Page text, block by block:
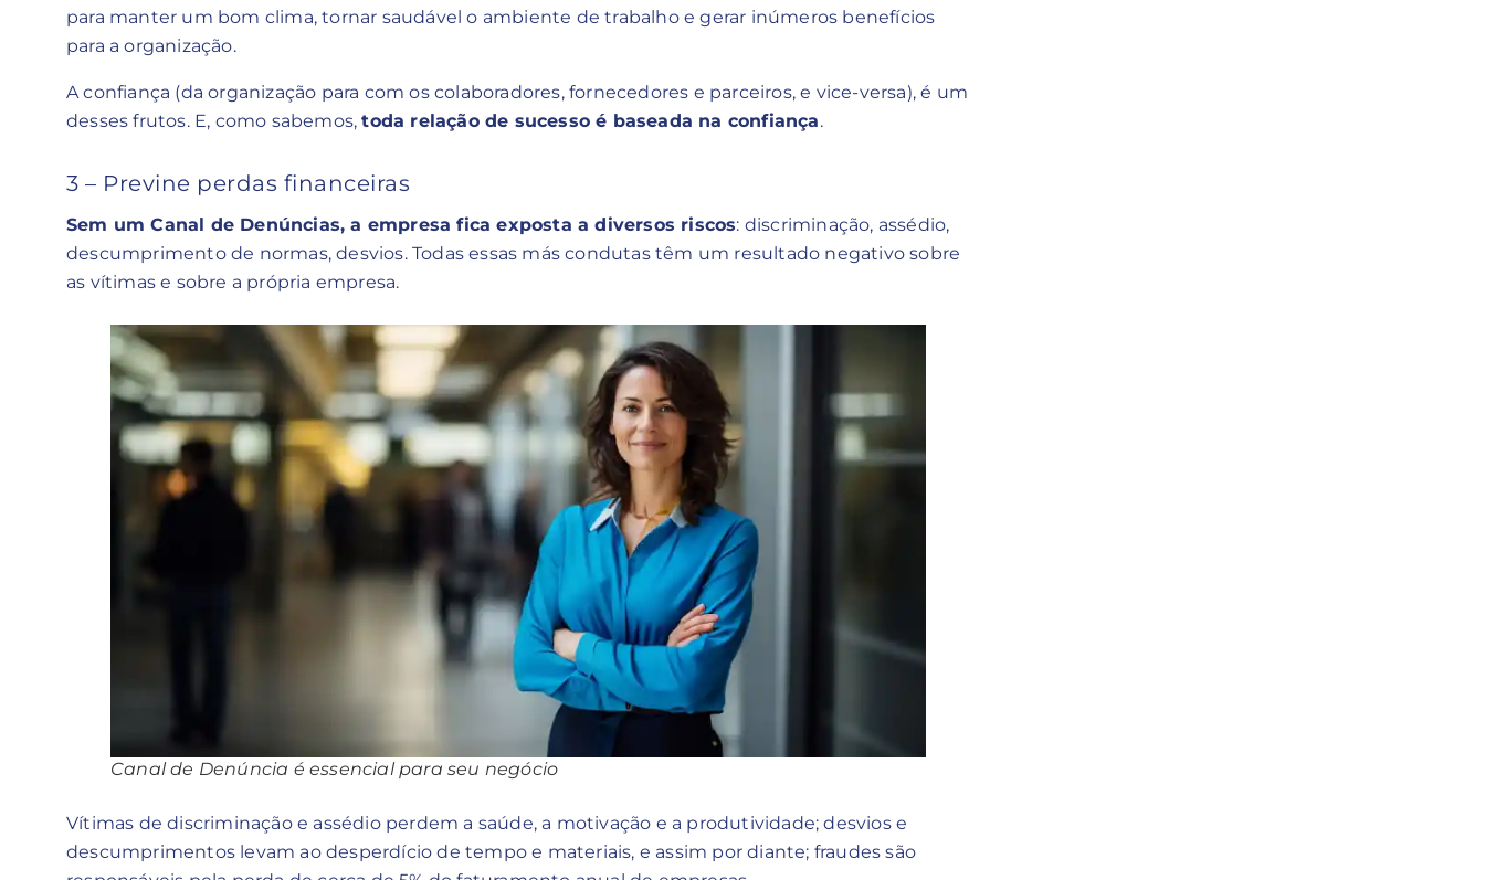
para manter um bom clima, tornar saudável o ambiente de trabalho e gerar inúmeros benefícios
para a organização.
A confiança (da organização para com os colaboradores, fornecedores e parceiros, e vice-versa), é um
desses frutos. E, como sabemos,toda relação de sucesso é baseada na confiança.
3 – Previne perdas financeiras
Sem um Canal de Denúncias, a empresa fica exposta a diversos riscos: discriminação, assédio,
descumprimento de normas, desvios. Todas essas más condutas têm um resultado negativo sobre
as vítimas e sobre a própria empresa.
Canal de Denúncia é essencial para seu negócio
Vítimas de discriminação e assédio perdem a saúde, a motivação e a produtividade; desvios e
descumprimentos levam ao desperdício de tempo e materiais, e assim por diante; fraudes são